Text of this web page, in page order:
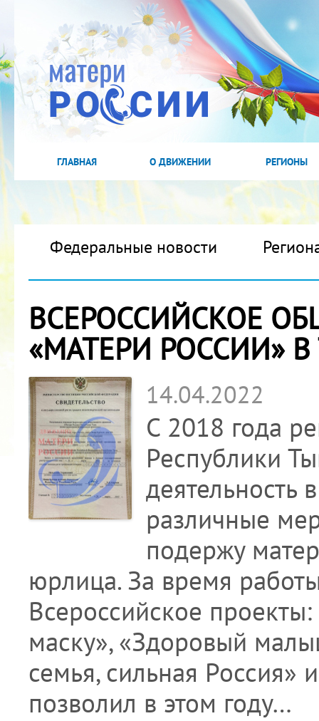
ГЛАВНАЯ О ДВИЖЕНИИ РЕГИОНЫ
Федеральные новости
ВСЕРОССИЙСКОЕ
«МАТЕРИ РОССИИ»
14.04.2022
С 2018 года
Республики
деятельность
различные
подержу
юрлица. За время
Всероссийское
маску», «Здоровый
семья, сильная Россия»
позволил в этом году…